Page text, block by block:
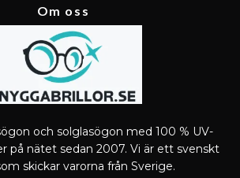
Om oss
och solglasögon med 100 % UV-
på nätet sedan 2007. Vi är ett svenskt
skickar varorna från Sverige.